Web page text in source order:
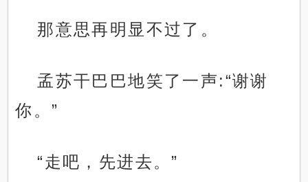
那意思再明显不过了。
孟苏干巴巴地笑了一声:“谢谢
你。”
“走吧，先进去。”